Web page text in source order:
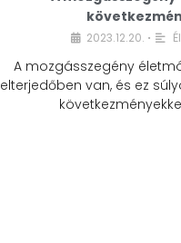
2023.12.20. •
A mozgásszegény
elterjedőben van, és ez